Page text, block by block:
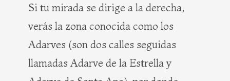
Si tu mirada se dirige a la derecha,
verás la zona conocida como los
Adarves (son dos calles seguidas
llamadas Adarve de la Estrella y